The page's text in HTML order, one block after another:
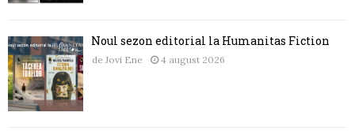
Noul sezon editorial la Humanitas Fiction
de Jovi Ene 4 august 2026